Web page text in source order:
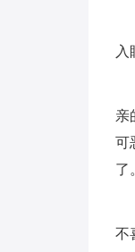
入
亲
可
了。
不